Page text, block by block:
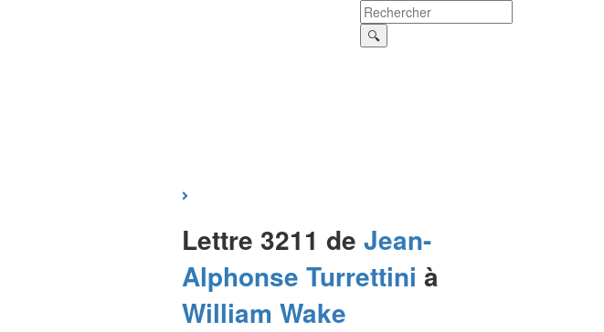
Lettre 3211 de Jean-
Alphonse Turrettini à
William Wake